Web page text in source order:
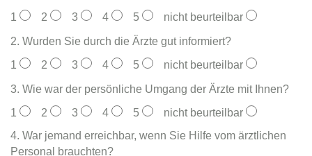
1 2 3 4 5 nicht beurteilbar
2. Wurden Sie durch die Ärzte gut informiert?
1 2 3 4 5 nicht beurteilbar
3. Wie war der persönliche Umgang der Ärzte mit Ihnen?
1 2 3 4 5
nicht beurteilbar
4. War jemand erreichbar, wenn Sie Hilfe vom ärztlichen
Personal brauchten?